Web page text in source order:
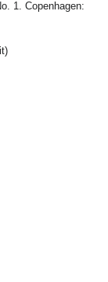
1. Copenhagen: